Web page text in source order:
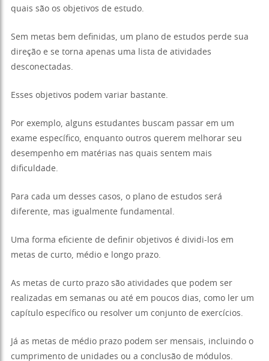
quais são os objetivos de estudo.
Sem metas bem definidas, um plano de estudos perde sua
direção e se torna apenas uma lista de atividades
desconectadas.
Esses objetivos podem variar bastante.
Por exemplo, alguns estudantes buscam passar em um
exame específico, enquanto outros querem melhorar seu
desempenho em matérias nas quais sentem mais
dificuldade.
Para cada um desses casos, o plano de estudos será
diferente, mas igualmente fundamental.
Uma forma eficiente de definir objetivos é dividi-los em
metas de curto, médio e longo prazo.
As metas de curto prazo são atividades que podem ser
realizadas em semanas ou até em poucos dias, como ler um
capítulo específico ou resolver um conjunto de exercícios.
Já as metas de médio prazo podem ser mensais, incluindo o
cumprimento de unidades ou a conclusão de módulos.